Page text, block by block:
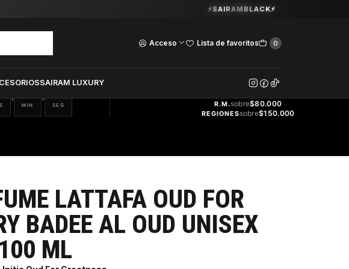
Acceso Lista de favoritos 0
SAIRAM LUXURY
Guardia Vieja 202. Oficina 102.Ver Horarios
⚡SAIRAMBLACK⚡
: 08
MIN
: 43
SEG
GRATIS
R.M.sobre$80.000
REGIONESsobre$150.000
LATTAFA OUD FOR
BADEE AL OUD UNISEX
ML